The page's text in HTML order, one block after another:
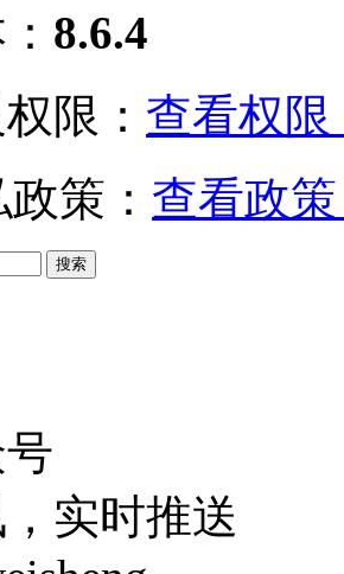
8.6.4
限： 查看权限
策： 查看政
实时推送